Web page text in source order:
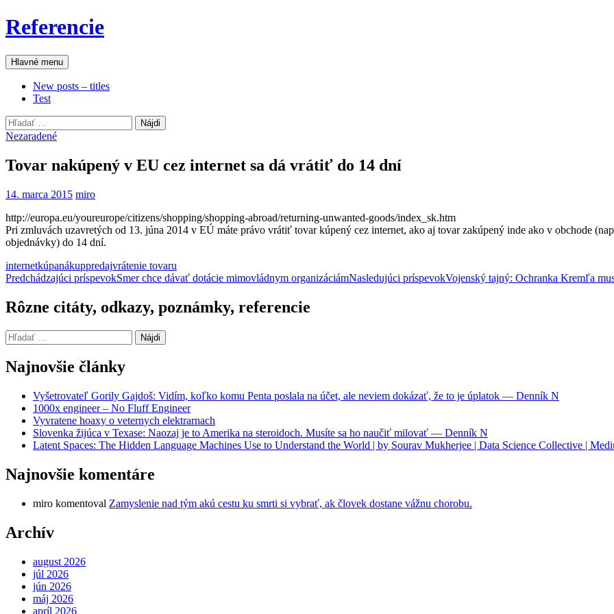
Preskočiť
na
Referencie
Hľadať
Hlavné menu
New posts – titles
Test
Hľadať:
Nezaradené
Tovar nakúpený v EU cez internet sa dá vrátiť do 14 dní
14. marca 2015 miro
http://europa.eu/youreurope/citizens/shopping/shopping-abroad/returning-unwanted-goods/index_sk.htm
Pri zmluvách uzavretých od 13. júna 2014 v EÚ máte právo vrátiť tovar kúpený cez internet, ako aj tovar zakúpený inde ako v obchode
objednávky) do 14 dní.
internetkúpanákuppredajvrátenie tovaru
Navigácia
článkami
Predchádzajúci príspevokSmer chce dávať dotácie mimovládnym organizáciámNasledujúci príspevokVojenský tajný: Ochranka Kremľa
Rôzne citáty, odkazy, poznámky, referencie
Hľadať:
Najnovšie články
Vyšetrovateľ Gorily Gajdoš: Vidím, koľko komu Penta poslala na účet, ale neviem dokázať, že to je úplatok — Denník N
1000x engineer – No Fluff Engineer
Vyvratene hoaxy o veternych elektrarnach
Slovenka žijúca v Texase: Naozaj je to Amerika na steroidoch. Musíte sa ho naučiť milovať — Denník N
Latent Spaces: The Hidden Language Machines Use to Understand the World | by Sourav Mukherjee | Data Science Collective |
Najnovšie komentáre
miro komentoval Zamyslenie nad tým akú cestu ku smrti si vybrať, ak človek dostane vážnu chorobu.
Archív
august 2026
júl 2026
jún 2026
máj 2026
apríl 2026